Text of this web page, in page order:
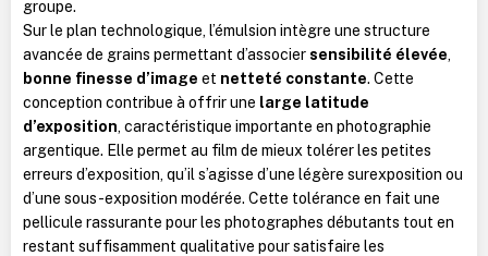
groupe.
Sur le plan technologique, l’émulsion intègre une structure
avancée de grains permettant d’associersensibilité élevée,
bonne finesse d’image et netteté constante. Cette
conception contribue à offrir une large latitude
d’exposition, caractéristique importante en photographie
argentique. Elle permet au film de mieux tolérer les petites
erreurs d’exposition, qu’il s’agisse d’une légère surexposition ou
d’une sous-exposition modérée. Cette tolérance en fait une
pellicule rassurante pour les photographes débutants tout en
restant suffisamment qualitative pour satisfaire les